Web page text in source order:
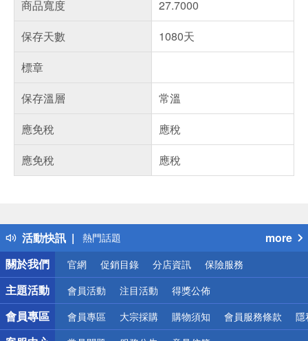
商品寬度
27.7000
保存天數
1080天
標章
保存溫層
常溫
應免稅
應稅
應免稅
應稅
活動快訊
得獎公告
熱門話題
銀行優惠
偏遠地區配送
詐騙網頁！請小心！
more
關於我們
官網 促銷目錄 分店資訊 保險服務
主題活動 會員活動 注目活動 得獎公佈
會員專區 會員專區 大宗採購 購物須知 會員服務條款 隱